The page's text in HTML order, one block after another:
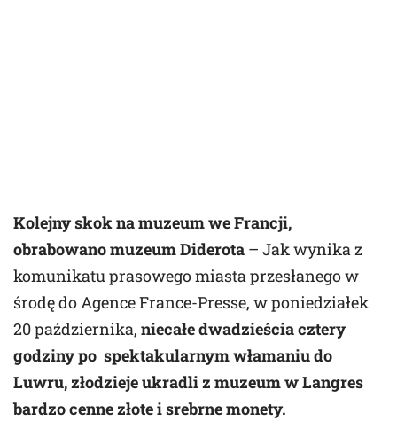
Kolejny skok na muzeum we Francji,
obrabowano muzeum Diderota – Jak wynika z
komunikatu prasowego miasta przesłanego w
środę do Agence France-Presse, w poniedziałek
20 października, niecałe dwadzieścia cztery
godziny po spektakularnym włamaniu do
Luwru, złodzieje ukradli z muzeum w Langres
bardzo cenne złote i srebrne monety.